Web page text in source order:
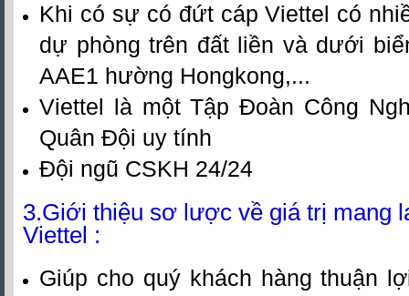
Khi có sự có đứt cáp Viettel có
dự phòng trên đất liền và dưới
AAE1 hường Hongkong,...
Viettel là một Tập Đoàn Công
Quân Đội uy tính
Đội ngũ CSKH 24/24
3.Giới thiệu sơ lược về giá trị mang
Viettel :
Giúp cho quý khách hàng thuận